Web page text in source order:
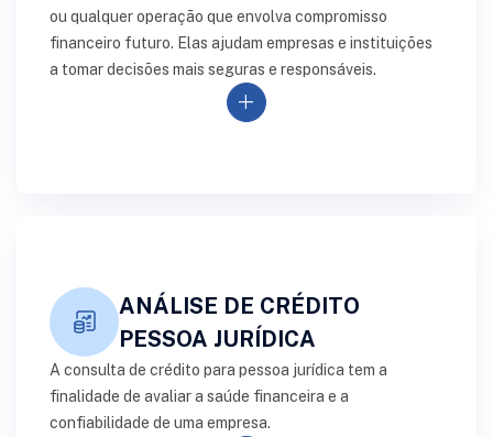
ou qualquer operação que envolva compromisso
financeiro futuro. Elas ajudam empresas e instituições
a tomar decisões mais seguras e responsáveis.
add
ANÁLISE DE CRÉDITO
PESSOA JURÍDICA
A consulta de crédito para pessoa jurídica tem a
finalidade de avaliar a saúde financeira e a
confiabilidade de uma empresa.